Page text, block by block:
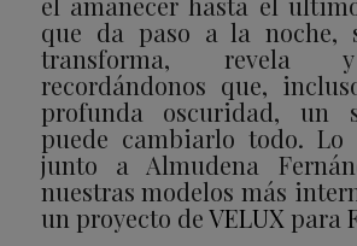
que da paso a la noche,
transforma, revela
recordándonos que,
profunda oscuridad, un
puede cambiarlo todo. Lo
junto a Almudena
nuestras modelos más
un proyecto deVELUX para